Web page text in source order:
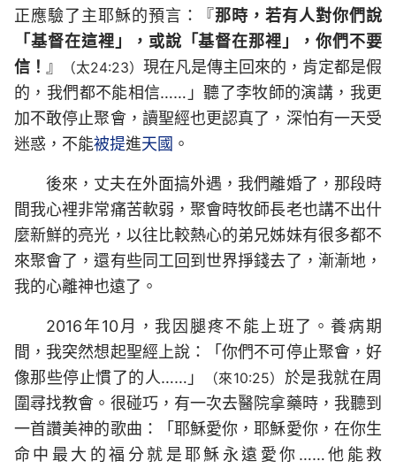
正應驗了主耶穌的預言：『那時，若有人對你們說
「基督在這裡」，或說「基督在那裡」，你們不要
信！ 』 （太24:23） 現在凡是傳主回來的，肯定都是假
的，我們都不能相信……」聽了李牧師的演講，我更
加不敢停止聚會，讀聖經也更認真了，深怕有一天受
迷惑，不能被提進天國 。
後來，丈夫在外面搞外遇，我們離婚了，那段時
間我心裡非常痛苦軟弱，聚會時牧師長老也講不出什
麼新鮮的亮光，以往比較熱心的弟兄姊妹有很多都不
來聚會了，還有些同工回到世界掙錢去了，漸漸地，
我的心離神也遠了。
2016年10月，我因腿疼不能上班了。養病期
間，我突然想起聖經上說：「你們不可停止聚會，好
像那些停止慣了的人……」
（來10:25） 於是我就在周
圍尋找教會。很碰巧，有一次去醫院拿藥時，我聽到
一首讚美神的歌曲：「耶穌愛你，耶穌愛你，在你生
命中最大的福分就是耶穌永遠愛你……他能救